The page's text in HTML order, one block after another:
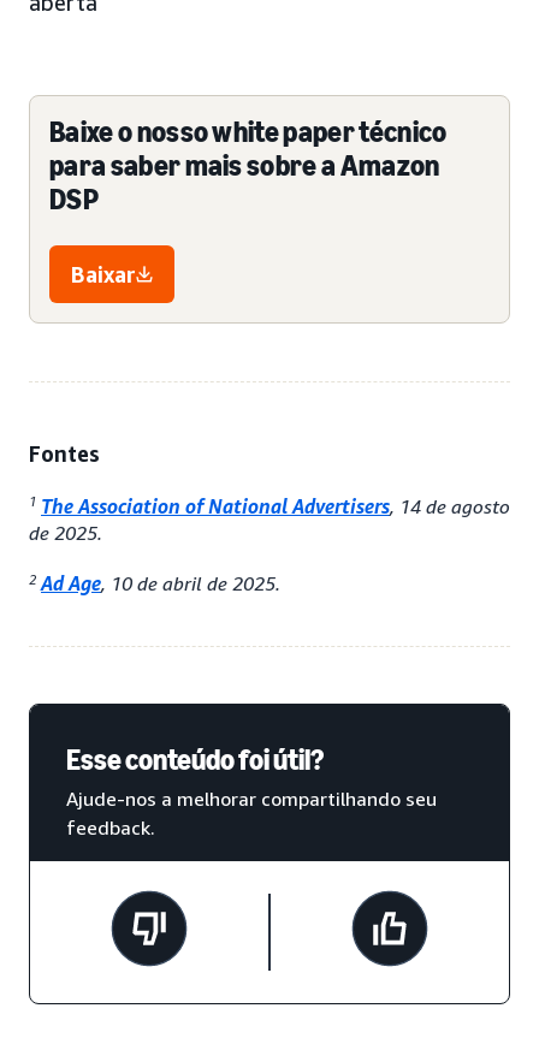
Baixe o nosso white paper técnico
para saber mais sobre a Amazon
DSP
Baixar
Fontes
1 The Association of National Advertisers, 14 de agosto
de 2025.
2 Ad Age, 10 de abril de 2025.
Esse conteúdo foi útil?
Ajude-nos a melhorar compartilhando seu
feedback.